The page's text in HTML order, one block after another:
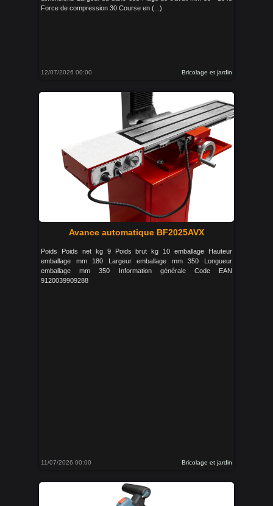
Force de compression 30 Course en (...)
12/07/2026 00:00 Bricolage et jardin
Avance automatique BF2025AVX
Poids Poids net kg 9 Poids brut kg 10 emballage Hauteur
emballage mm 180 Largeur emballage mm 350 Longueur
emballage mm 350 Information générale Code EAN
9120039909288
11/07/2026 00:00 Bricolage et jardin